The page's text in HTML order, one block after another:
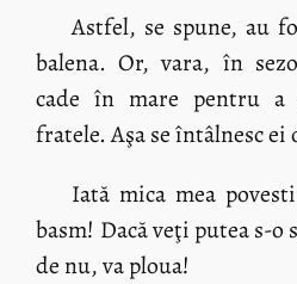
Astfel, se spune, au
balena. Or, vara, în
cade în mare pentru a
fratele. Aşa se întâlnesc ei
Iată mica mea
basm! Dacă veţi putea s-
de nu, va ploua!